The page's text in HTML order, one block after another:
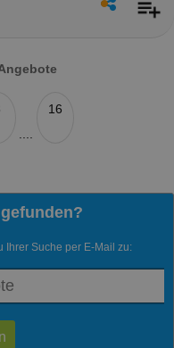
16
Ihrer Suche per E-Mail zu: